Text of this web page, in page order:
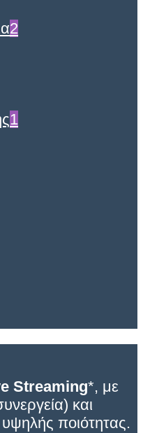
2
1
Streaming*, με
και
ποιότητας.